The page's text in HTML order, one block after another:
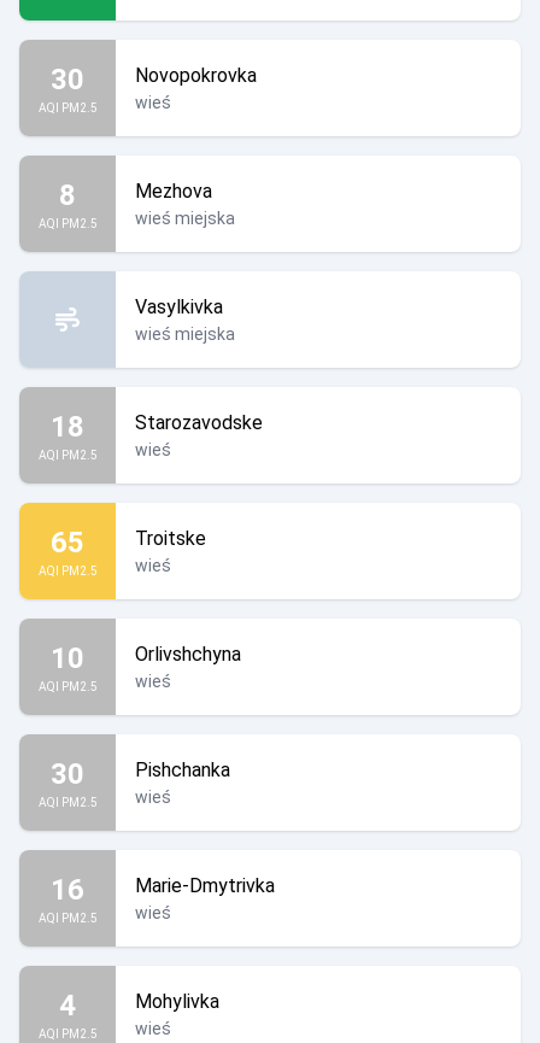
30
AQI PM2.5
Novopokrovka
wieś
8
AQI PM2.5
Mezhova
wieś miejska
Vasylkivka
wieś miejska
18
AQI PM2.5
Starozavodske
wieś
65
AQI PM2.5
Troitske
wieś
10
AQI PM2.5
Orlivshchyna
wieś
30
AQI PM2.5
Pishchanka
wieś
16
AQI PM2.5
Marie-Dmytrivka
wieś
4
AQI PM2.5
Mohylivka
wieś